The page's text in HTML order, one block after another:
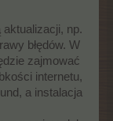
np.
błędów. W
zajmować
internetu,
a instalacja